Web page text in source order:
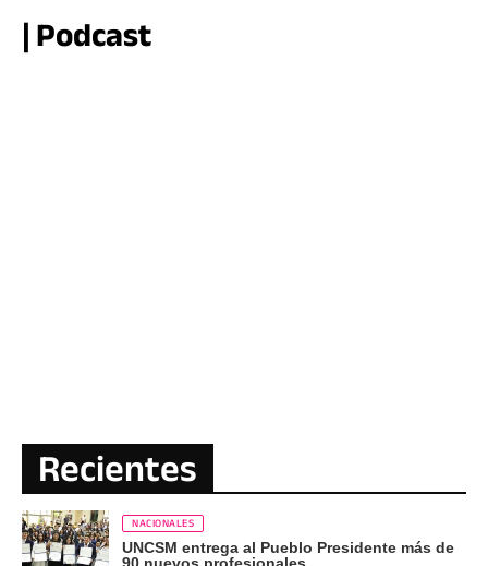
| Podcast
Recientes
NACIONALES
UNCSM entrega al Pueblo Presidente más de